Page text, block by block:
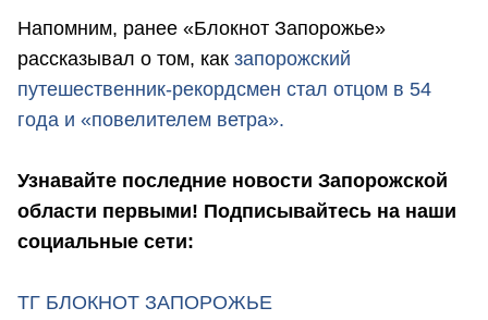
Напомним, ранее «Блокнот Запорожье»
рассказывал о том, как запорожский
путешественник-рекордсмен стал отцом в 54
года и «повелителем ветра».
Узнавайте последние новости Запорожской
области первыми! Подписывайтесь на наши
социальные сети:
ТГ БЛОКНОТ ЗАПОРОЖЬЕ